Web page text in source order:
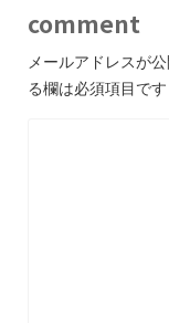
comment
メールアドレスが
る欄は必須項目です